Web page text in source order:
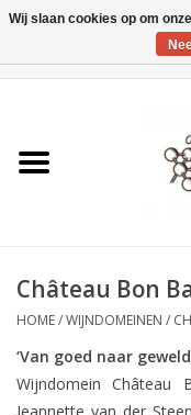
Wijnen
Wijnbar Antwerpen
Over ons
Château Bon
HOME/WIJNDOMEINEN /
‘Van goed naar
Wijndomein Château
Wij slaan cookies op om